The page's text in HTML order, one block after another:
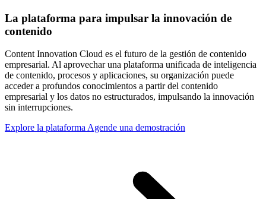
La plataforma para impulsar la innovación de
contenido
Content Innovation Cloud es el futuro de la gestión de contenido
empresarial. Al aprovechar una plataforma unificada de inteligencia
de contenido, procesos y aplicaciones, su organización puede
acceder a profundos conocimientos a partir del contenido
empresarial y los datos no estructurados, impulsando la innovación
sin interrupciones.
Explore la plataforma Agende una demostración